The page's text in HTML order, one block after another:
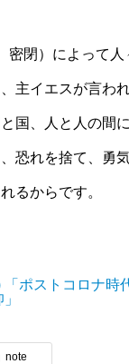
閉）によって
主イエスが言わ
国、人と人の間
恐れを捨て、勇
るからです。
「ポストコロナ時
note